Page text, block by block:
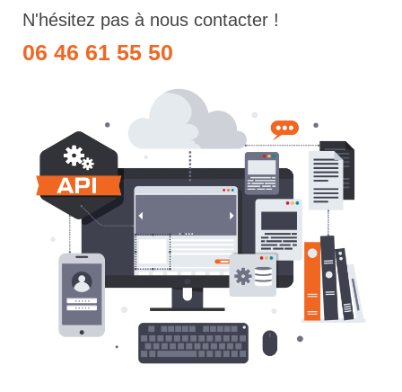
N'hésitez pas à nous contacter !
06 46 61 55 50